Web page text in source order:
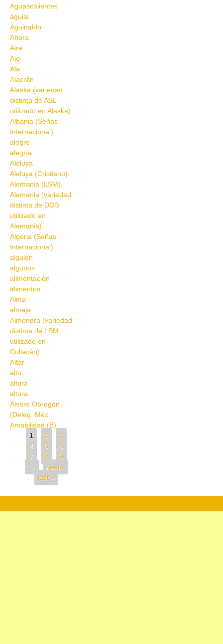
Aguascalientes
águila
Aguinaldo
Ahora
Aire
Ajo
Ala
Alacrán
Alaska (variedad
distinta de ASL
utilizado en Alaska)
Albania (Señas
Internacional)
alegre
alegría
Aleluya
Aleluya (Cristiano)
Alemania (LSM)
Alemania (variedad
distinta de DGS
utilizado en
Alemania)
Algeria (Señas
Internacional)
alguien
algunos
alimentación
alimentos
Alma
almeja
Almendra (variedad
distinta de LSM
utilizado en
Culiacán)
Altar
alto
altura
altura
Alvaro Obregon
(Deleg. Méx
Amabilidad (B)
Pages
1 2
3
4
5
6
7
8
9
next ›
last »